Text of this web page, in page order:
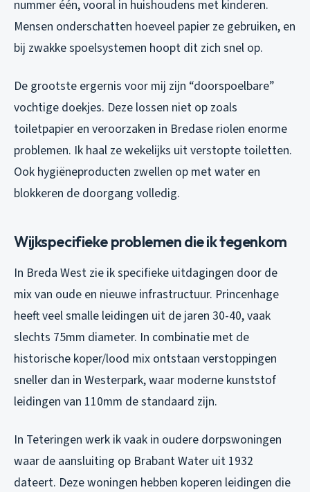
nummer één, vooral in huishoudens met kinderen.
Mensen onderschatten hoeveel papier ze gebruiken, en
bij zwakke spoelsystemen hoopt dit zich snel op.
De grootste ergernis voor mij zijn “doorspoelbare”
vochtige doekjes. Deze lossen niet op zoals
toiletpapier en veroorzaken in Bredase riolen enorme
problemen. Ik haal ze wekelijks uit verstopte toiletten.
Ook hygiëneproducten zwellen op met water en
blokkeren de doorgang volledig.
Wijkspecifieke problemen die ik tegenkom
In Breda West zie ik specifieke uitdagingen door de
mix van oude en nieuwe infrastructuur. Princenhage
heeft veel smalle leidingen uit de jaren 30-40, vaak
slechts 75mm diameter. In combinatie met de
historische koper/lood mix ontstaan verstoppingen
sneller dan in Westerpark, waar moderne kunststof
leidingen van 110mm de standaard zijn.
In Teteringen werk ik vaak in oudere dorpswoningen
waar de aansluiting op Brabant Water uit 1932
dateert. Deze woningen hebben koperen leidingen die